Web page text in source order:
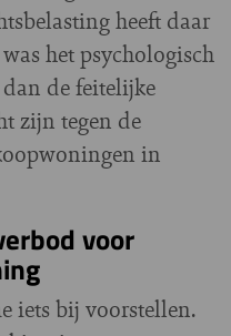
heeft daar
het psychologisch
de feitelijke
zijn tegen de
in
voor
iets bij voorstellen.